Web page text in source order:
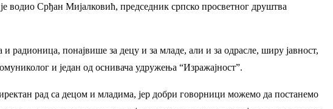
водио Срђан Мијалковић, председник српско просветног друштва
и радионица, понајвише за децу и за младе, али и за одрасле, ширу јавност,
и један од оснивача удружења “Изражајност”.
рад са децом и младима, јер добри говорници можемо да постанемо